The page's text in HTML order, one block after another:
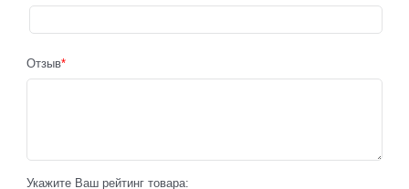
Отзыв
Укажите Ваш рейтинг товара: